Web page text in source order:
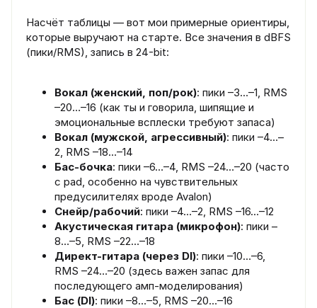
Насчёт таблицы — вот мои примерные ориентиры,
которые выручают на старте. Все значения в dBFS
(пики/RMS), запись в 24-bit:
Вокал (женский, поп/рок): пики –3…–1, RMS
–20…–16 (как ты и говорила, шипящие и
эмоциональные всплески требуют запаса)
Вокал (мужской, агрессивный): пики –4…–
2, RMS –18…–14
Бас-бочка: пики –6…–4, RMS –24…–20 (часто
с pad, особенно на чувствительных
предусилителях вроде Avalon)
Снейр/рабочий: пики –4…–2, RMS –16…–12
Акустическая гитара (микрофон): пики –
8…–5, RMS –22…–18
Директ-гитара (через DI): пики –10…–6,
RMS –24…–20 (здесь важен запас для
последующего амп-моделирования)
Бас (DI): пики –8…–5, RMS –20…–16